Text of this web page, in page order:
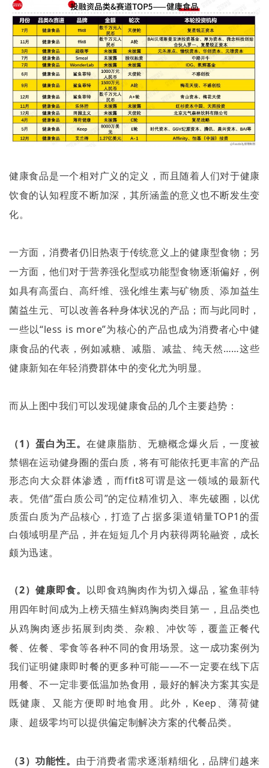
健康食品是一个相对广义的定义，而且随着人们对于健康
饮食的认知程度不断加深，其所涵盖的意义也不断发生变
化。
一方面，消费者仍旧热衷于传统意义上的健康型食物；另
一方面，他们对于营养强化型或功能型食物逐渐偏好，例
如具有高蛋白、高纤维、强化维生素与矿物质、添加益生
菌益生元、可以改善各种身体状况的产品；而与此同时，
一些以“less is more”为核心的产品也成为消费者心中健
康食品的代表，例如减糖、减脂、减盐、纯天然……这些
健康新知在年轻消费群体中的变化尤为明显。
而从上图中我们可以发现健康食品的几个主要趋势：
（1 ）蛋白为王。在健康脂肪、无糖概念爆火后，一度被
禁锢在运动健身圈的蛋白质，将有可能依托更丰富的产品
形态向大众群体渗透，而ffit8可谓是这一领域的最新代
表。凭借“蛋白质公司”的定位精准切入、率先破圈，以优
质蛋白质为产品核心，打造了占据多渠道销量TOP1 的蛋
白领域明星产品，并在短短几个月内获得两轮融资，成长
颇为迅速。
（2）健康即食。 以即⻝鸡胸肉作为切入爆品，鲨鱼菲特
用四年时间成为上榜天猫生鲜鸡胸肉类目第一，且品类也
从鸡胸肉逐步拓展到肉类、杂粮、冲饮等，覆盖正餐代
餐、佐餐、零⻝等各种不同的⻝用场景。这一成功案例为
我们证明健康即时餐的更多种可能——不一定要在线下店
用餐、不一定非要低温加热食用，最好的解决方案其实是
既健康、又能方便即时地食用。此外， Keep 、薄荷健
康、超级零均可以提供偏定制解决方案的代餐品类。
（3）功能性。 由于消费者需求逐渐精细化，品牌们越来